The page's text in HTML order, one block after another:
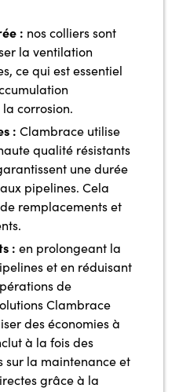
: nos colliers sont
la ventilation
ce qui est essentiel
corrosion.
: Clambrace utilise
qualité résistants
une durée
pipelines. Cela
remplacements et
: en prolongeant la
et en réduisant
de
Clambrace
des économies à
à la fois des
sur la maintenance et
grâce à la